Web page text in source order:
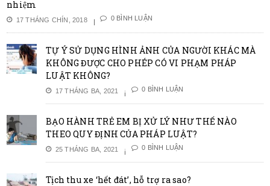
nhiệm
17 THÁNG CHÍN, 2018 0 BÌNH LUẬN
TỰ Ý SỬ DỤNG HÌNH ẢNH CỦA NGƯỜI KHÁC MÀ
KHÔNG ĐƯỢC CHO PHÉP CÓ VI PHẠM PHÁP
LUẬT KHÔNG?
17 THÁNG BA, 2021 0 BÌNH LUẬN
BẠO HÀNH TRẺ EM BỊ XỬ LÝ NHƯ THẾ NÀO
THEO QUY ĐỊNH CỦA PHÁP LUẬT?
25 THÁNG BA, 2021 0 BÌNH LUẬN
Tịch thu xe ‘hết đát’, hỗ trợ ra sao?